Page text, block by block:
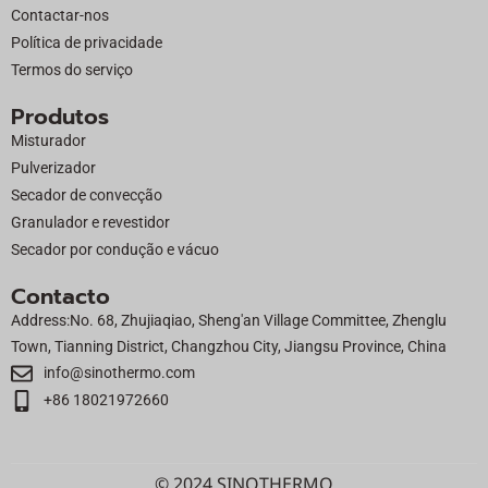
r
Contactar-nos
Política de privacidade
Termos do serviço
Produtos
Misturador
Pulverizador
Secador de convecção
Granulador e revestidor
Secador por condução e vácuo
Contacto
Address:No. 68, Zhujiaqiao, Sheng'an Village Committee, Zhenglu
Town, Tianning District, Changzhou City, Jiangsu Province, China
info@sinothermo.com
+86 18021972660